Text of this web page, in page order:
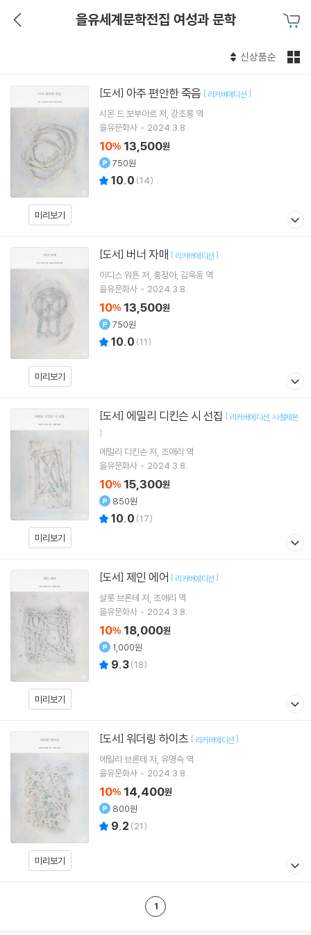
을유세계문학전집 여성과 문학
신상품순
미리보기
[도서] 아주 편안한 죽음 [ 리커버에디션 ]
시몬 드 보부아르 저 강초롱 역
을유문화사
2024.3.8.
10% 13,500원
750원
10.0 (14)
미리보기
[도서] 버너 자매 [ 리커버에디션 ]
이디스 워튼저 홍정아 김욱동 역
을유문화사
2024.3.8.
10% 13,500원
750원
10.0 (11)
미리보기
[도서] 에밀리 디킨슨 시 선집 [ 리커버에디션 사철제본
]
에밀리 디킨슨저 조애리 역
을유문화사
2024.3.8.
10% 15,300원
850원
10.0 (17)
미리보기
[도서] 제인 에어 [ 리커버에디션 ]
샬롯 브론테 저 조애리 역
을유문화사
2024.3.8.
10% 18,000원
1,000원
9.3(18)
미리보기
[도서] 워더링 하이츠 [ 리커버에디션 ]
에밀리 브론테 저 유명숙 역
을유문화사
2024.3.8.
10% 14,400원
800원
9.2 (21)
1